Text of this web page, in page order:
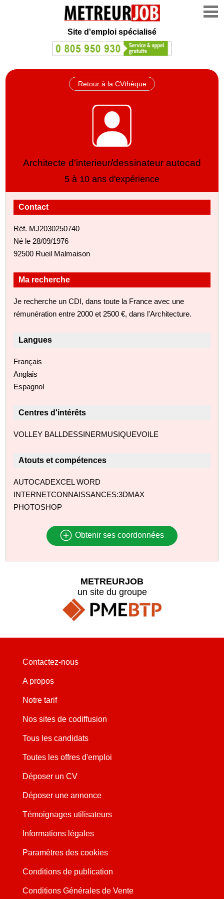
Site d'emploi spécialisé
Retour à la CVthèque
Architecte d'interieur/dessinateur autocad
5 à 10 ans d'expérience
Contact
Réf. MJ2030250740
Né le 28/09/1976
92500 Rueil Malmaison
Ma recherche
Je recherche un CDI, dans toute la France avec une
rémunération entre 2000 et 2500 €, dans l'Architecture.
Langues
Français
Anglais
Espagnol
Centres d'intérêts
VOLLEY BALLDESSINERMUSIQUEVOILE
Atouts et compétences
AUTOCADEXCEL WORD
INTERNETCONNAISSANCES:3DMAX
PHOTOSHOP
Obtenir ses coordonnées
METREURJOB
un site du groupe
Contactez-nous
A propos
Notre tarif
Nos sites de codiffusion
Tous les candidats
Toutes les offres d'emploi
Déposer un CV
Déposer une annonce
Témoignages utilisateurs
Informations légales
Paramètres des cookies
Conditions de publication
Conditions Générales de Vente